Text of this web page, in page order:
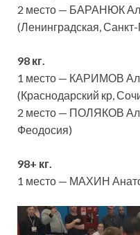
2 место — БАРАНЮК
(Ленинградская,
98 кг.
1 место — КАРИМОВ
(Краснодарский кр,
2 место — ПОЛЯКОВ
Феодосия)
98+ кг.
1 место — МАХИН